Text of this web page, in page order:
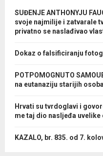
SUĐENJE ANTHONYJU
svoje najmilije i zatvarale
privatno se naslađivao
Dokaz o falsificiranju
POTPOMOGNUTO
na eutanaziju starijih osoba
Hrvati su tvrdoglavi i
me taj dio nasljeđa
KAZALO, br. 835. od 7.